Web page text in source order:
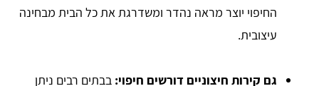
החיפוי יוצר מראה נהדר ומשדרגת את כל הבית מבחינה
עיצובית.
גם קירות חיצוניים דורשים חיפוי: בבתים רבים ניתן